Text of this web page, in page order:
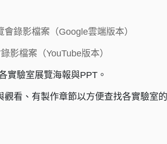
會錄影檔案（Google雲端版本）
影檔案（YouTube版本）
實驗室展覽海報與PPT。
看、有製作章節以方便查找各實驗室